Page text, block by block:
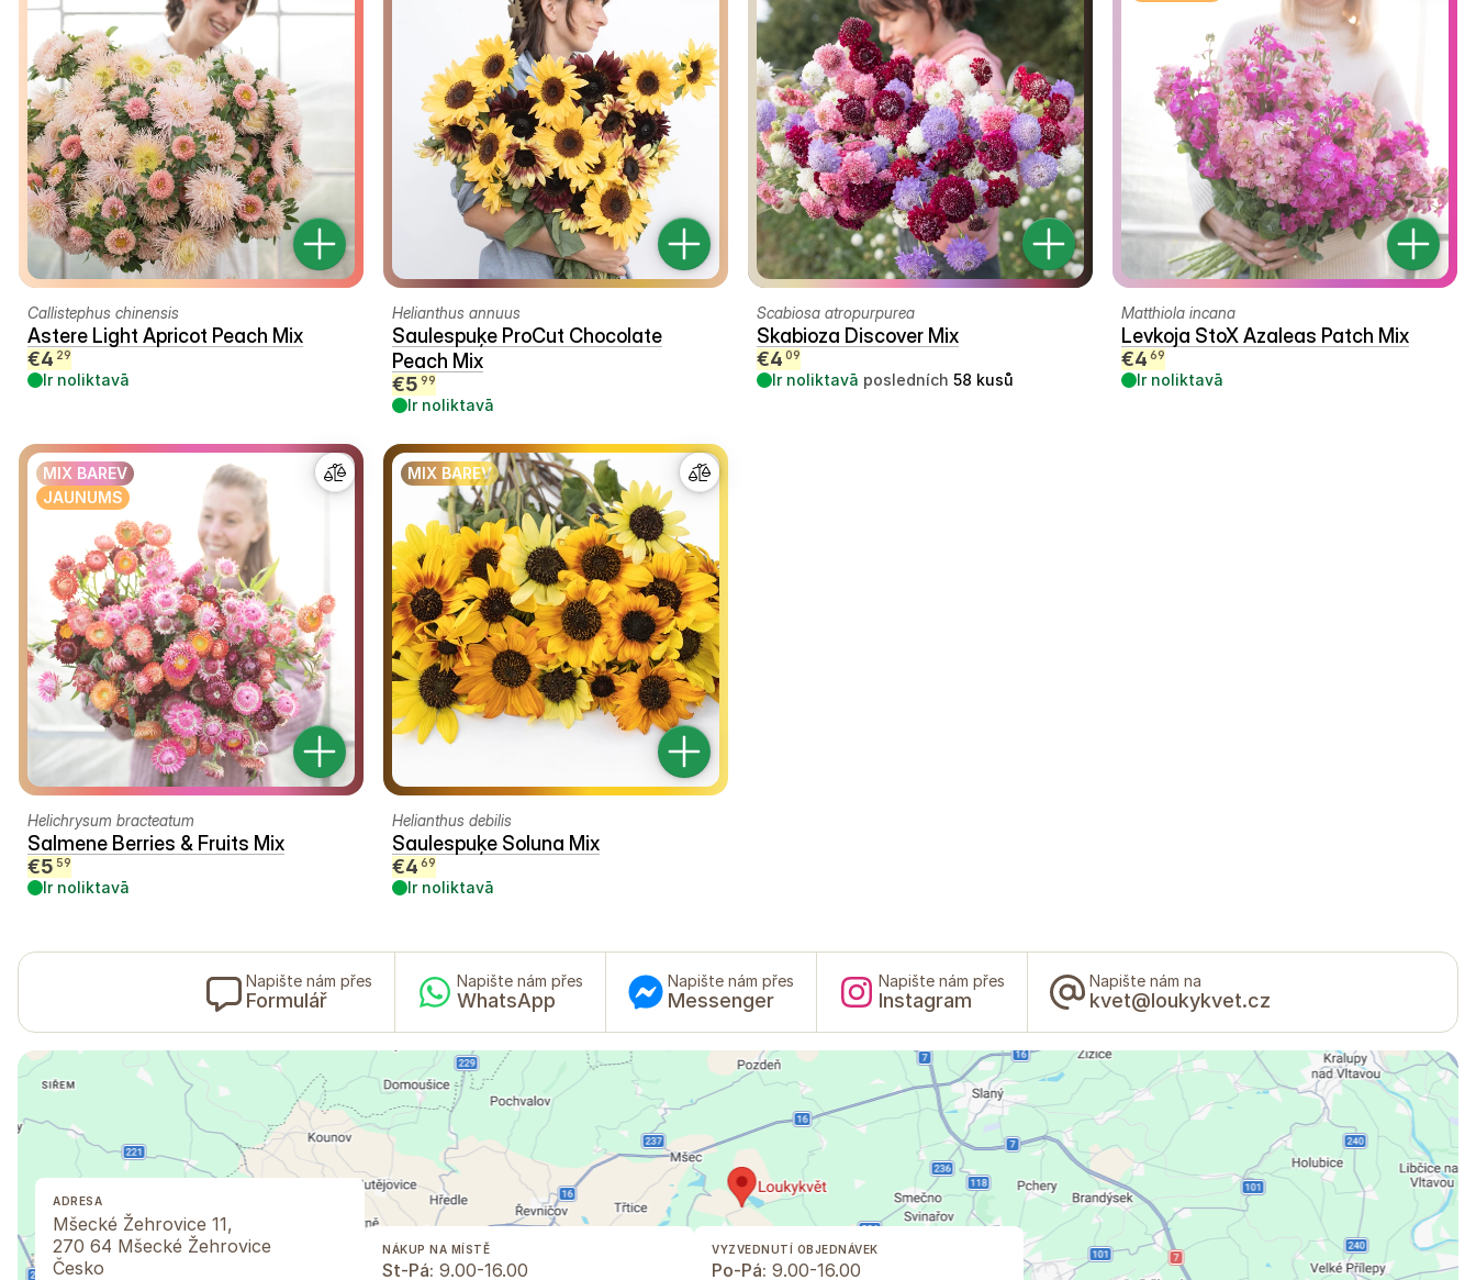
Callistephus chinensis
Astere Light Apricot Peach Mix
€4 29
Ir noliktavā
Helianthus annuus
Saulespuķe ProCut Chocolate
Peach Mix
€5 99
Ir noliktavā
Scabiosa atropurpurea
Skabioza Discover Mix
€4 09
Ir noliktavā posledních 58 kusů
Matthiola incana
Levkoja StoX Azaleas Patch Mix
€4 69
Ir noliktavā
MIX BAREV
JAUNUMS
Helichrysum bracteatum
Salmene Berries & Fruits Mix
€5 59
Ir noliktavā
MIX BAREV
Helianthus debilis
Saulespuķe Soluna Mix
€4 69
Ir noliktavā
Napište nám přes
Formulář
Napište nám přes
WhatsApp
Napište nám přes
Messenger
Napište nám přes
Instagram
Napište nám na
kvet@loukykvet.cz
ADRESA
Mšecké Žehrovice 11,
270 64 Mšecké Žehrovice
Česko
NÁKUP NA MÍSTĚ
St-Pá: 9.00-16.00
VYZVEDNUTÍ OBJEDNÁVEK
Po-Pá: 9.00-16.00